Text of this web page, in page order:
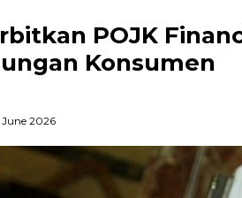
POJK
Konsumen
June 2026